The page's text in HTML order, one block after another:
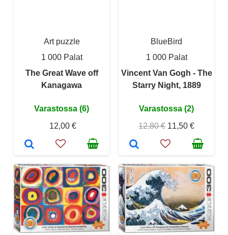
Art puzzle
1 000 Palat
The Great Wave off
Kanagawa
Varastossa (6)
12,00 €
BlueBird
1 000 Palat
Vincent Van Gogh - The
Starry Night, 1889
Varastossa (2)
12,80 € 11,50 €